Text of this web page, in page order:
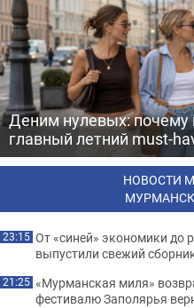
Деним нулевых:
главный летний must-
НОВОСТИ
23:15 От «синей» экономики до
выпустили свежий
21:25 «Мурманская миля»
фестивалю Заполярья